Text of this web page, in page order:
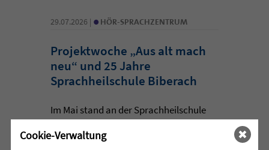
29.07.2026 | • HÖR-SPRACHZENTRUM
Projektwoche „Aus alt mach
neu“ und 25 Jahre
Sprachheilschule Biberach
Im Mai stand an der Sprachheilschule
Biberach alles im Zeichen des Umwelt-
und Klimaschutzes. Unter dem Motto
Cookie-Verwaltung